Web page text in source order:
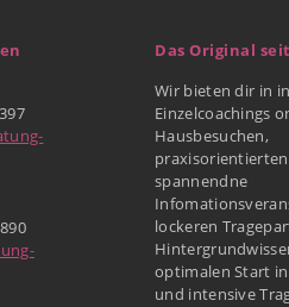
Das Original
Wir bieten dir in
Einzelcoachings
Hausbesuchen,
spannendne
lockeren
optimalen Start
und intensive